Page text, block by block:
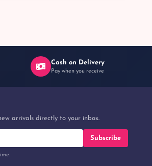
Cash on Delivery
Pay when you receive
arrivals directly to your inbox.
Subscribe